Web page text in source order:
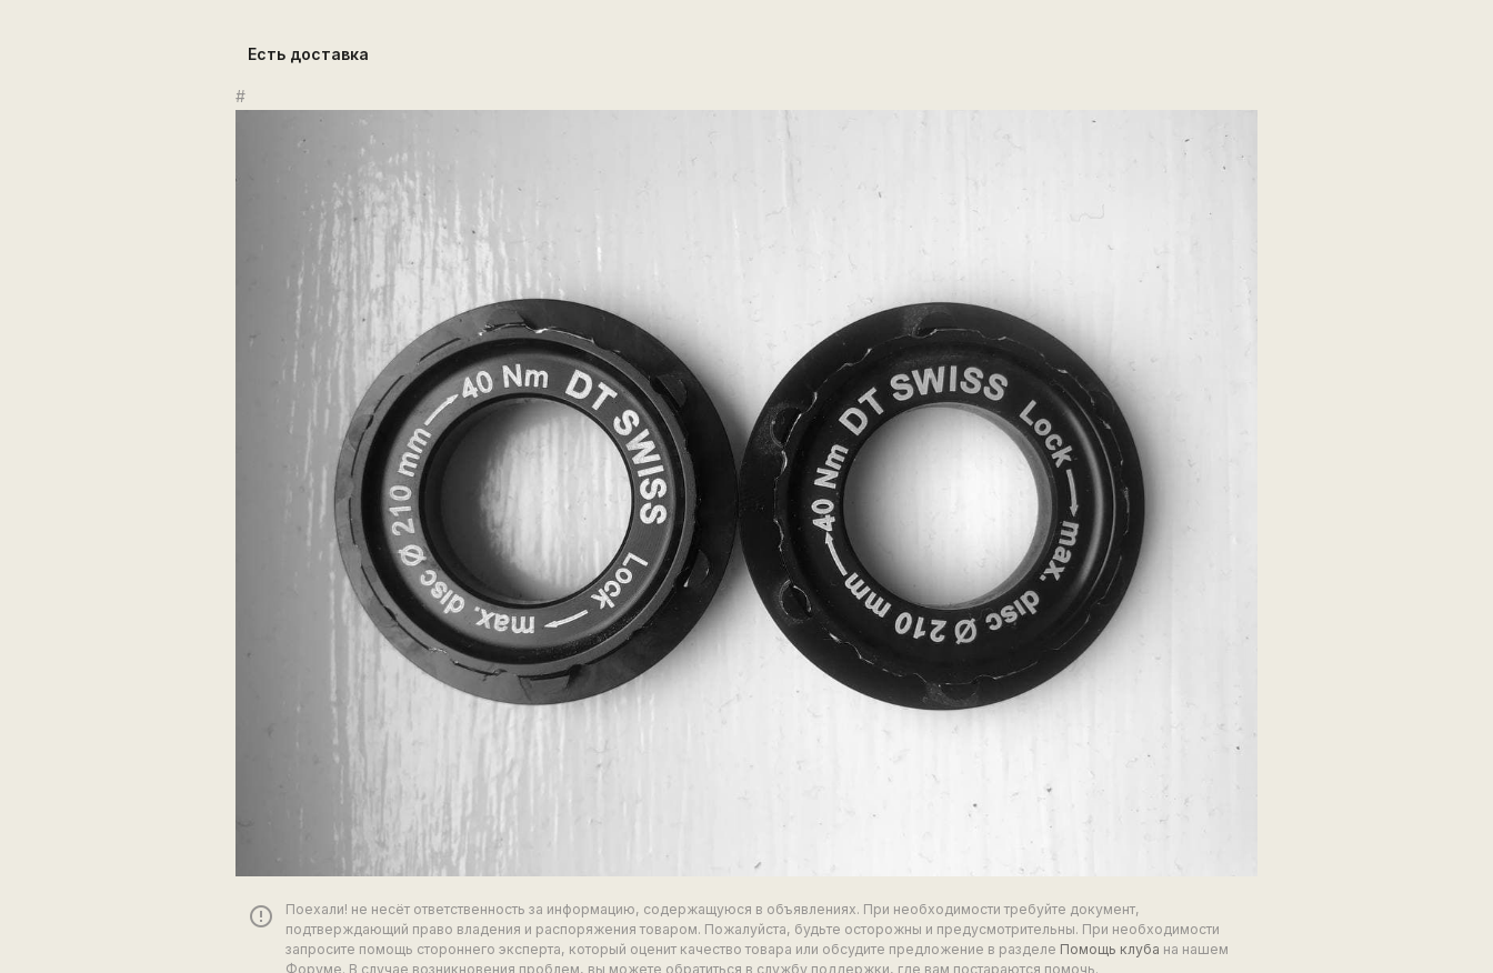
Есть доставка
#
error_outline
Поехали! не несёт ответственность за информацию, содержащуюся в объявлениях. При необходимости требуйте документ,
подтверждающий право владения и распоряжения товаром. Пожалуйста, будьте осторожны и предусмотрительны. При необходимости
запросите помощь стороннего эксперта, который оценит качество товара или обсудите предложение в разделе Помощь клуба на нашем
Форуме. В случае возникновения проблем, вы можете обратиться в службу поддержки, где вам постараются помочь.